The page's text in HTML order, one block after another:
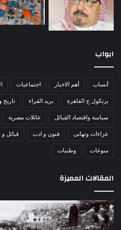
ابواب
أنساب أهم الاخبار اجتماعيات
برتكول ج القاهرة بريد القراء تاريخ
سياسة واقتصاد القبائل عائلات مصرية
عزاءات وتهانى فنون و ادب قبائل و
منوعات وطنيات
المقالات المميزة
اللواء
دكتور
راضي